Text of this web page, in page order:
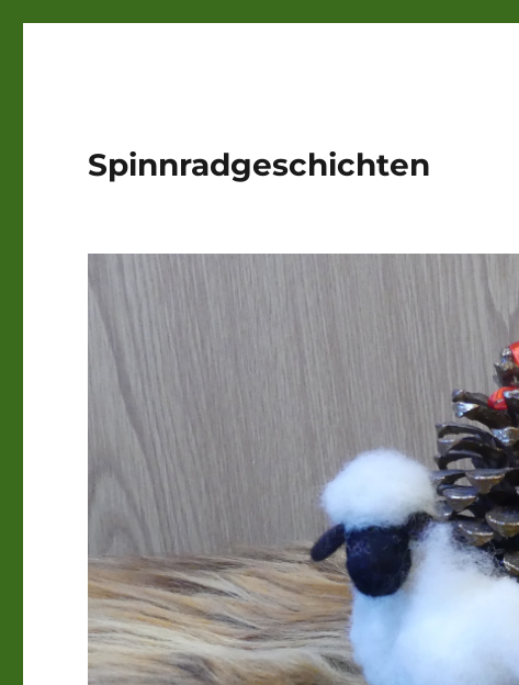
Spinnradgeschichten